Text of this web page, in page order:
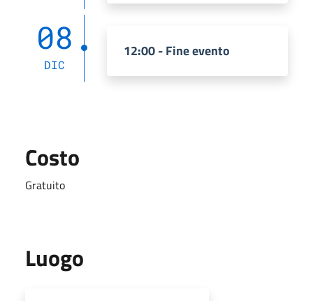
08
DIC
12:00 - Fine evento
Costo
Gratuito
Luogo